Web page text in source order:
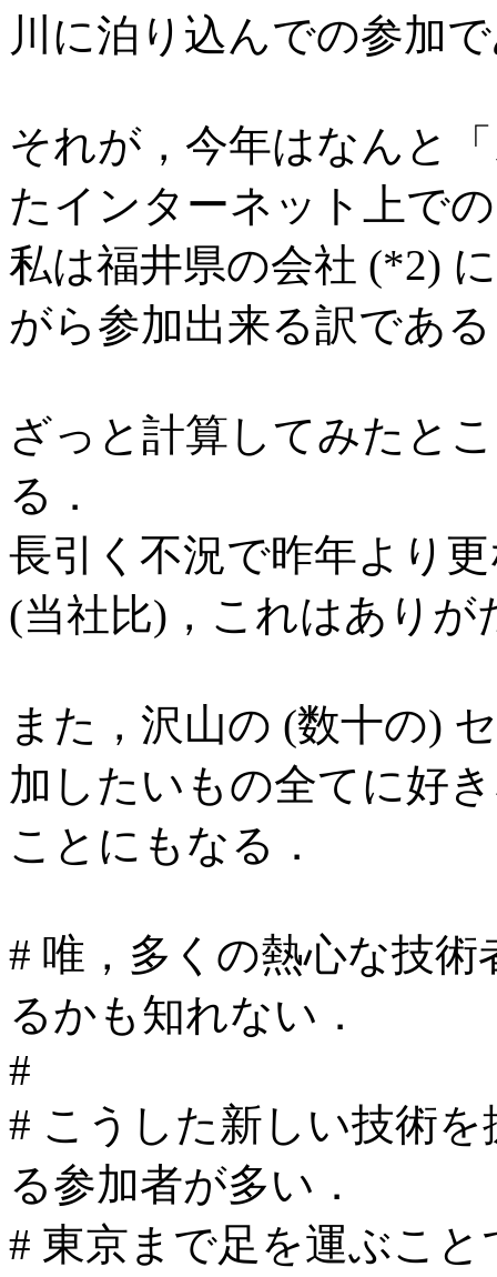
川に泊り込んでの参加
それが，今年はなんと
たインターネット上で
私は福井県の会社 (*2)
がら参加出来る訳であ
ざっと計算してみたと
る．
長引く不況で昨年より
(当社比)，これはあり
また，沢山の (数十の)
加したいもの全てに好
ことにもなる．
# 唯，多くの熱心な技
るかも知れない．
#
# こうした新しい技術
る参加者が多い．
# 東京まで足を運ぶこ